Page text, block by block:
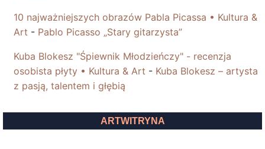
10 najważniejszych obrazów Pabla Picassa • Kultura &
Art - Pablo Picasso „Stary gitarzysta”
Kuba Blokesz "Śpiewnik Młodzieńczy" - recenzja
osobista płyty • Kultura & Art - Kuba Blokesz – artysta
z pasją, talentem i głębią
ARTWITRYNA